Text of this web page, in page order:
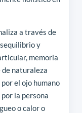
a través de
y
memoria
de naturaleza
el ojo humano
la persona
o calor o